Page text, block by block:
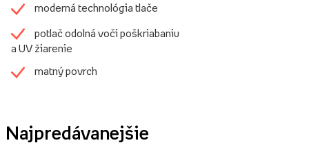
moderná technológia tlače
potlač odolná voči poškriabaniu
a UV žiarenie
matný povrch
Najpredávanejšie